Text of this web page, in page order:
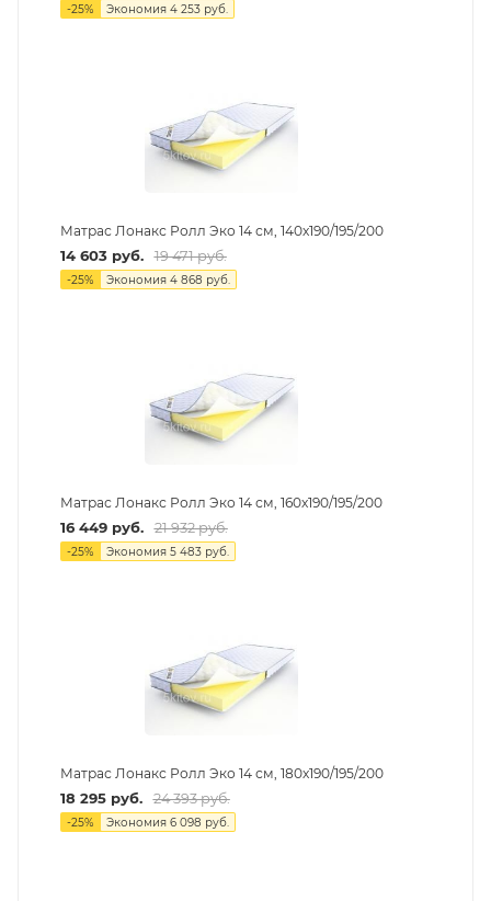
-25% Экономия 4 253руб.
Матрас Лонакс Ролл Эко 14 см, 140х190/195/200
14 603руб. 19 471руб.
-25% Экономия 4 868 руб.
Матрас Лонакс Ролл Эко 14 см, 160х190/195/200
16 449руб. 21 932руб.
-25% Экономия 5 483руб.
Матрас Лонакс Ролл Эко 14 см, 180х190/195/200
18 295руб. 24 393руб.
-25% Экономия 6 098 руб.